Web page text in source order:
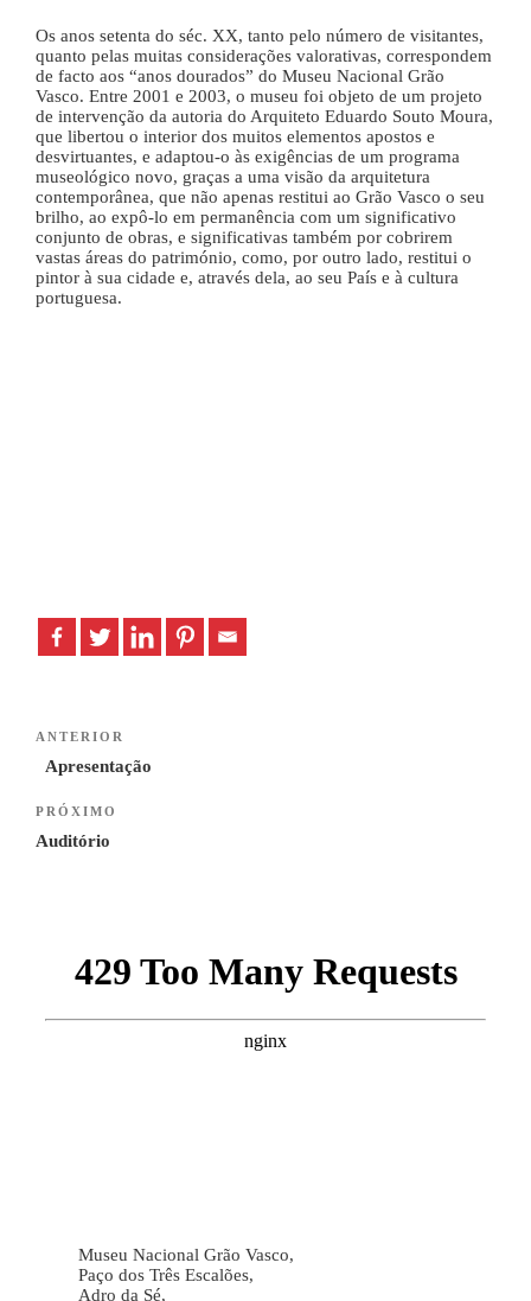
Os anos setenta do séc. XX, tanto pelo número de visitantes,
quanto pelas muitas considerações valorativas, correspondem
de facto aos “anos dourados” do Museu Nacional Grão
Vasco. Entre 2001 e 2003, o museu foi objeto de um projeto
de intervenção da autoria do Arquiteto Eduardo Souto Moura,
que libertou o interior dos muitos elementos apostos e
desvirtuantes, e adaptou-o às exigências de um programa
museológico novo, graças a uma visão da arquitetura
contemporânea, que não apenas restitui ao Grão Vasco o seu
brilho, ao expô-lo em permanência com um significativo
conjunto de obras, e significativas também por cobrirem
vastas áreas do património, como, por outro lado, restitui o
pintor à sua cidade e, através dela, ao seu País e à cultura
portuguesa.
Navegação
de
Previous
Post
ANTERIOR
Apresentação
Next
Post
PRÓXIMO
Auditório
Museu Nacional Grão Vasco,
Paço dos Três Escalões,
Adro da Sé,